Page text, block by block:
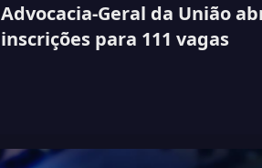
Advocacia-Geral da União
inscrições para 111 vagas